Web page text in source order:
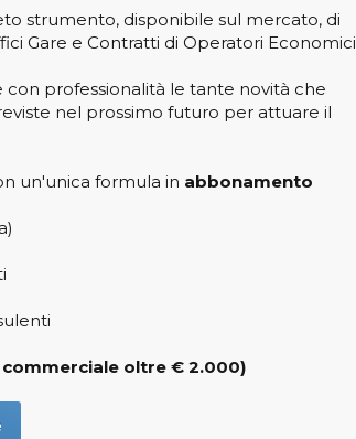
strumento, disponibile sul mercato, di
Gare e Contratti di Operatori Economici
professionalità le tante novità che
nel prossimo futuro per attuare il
un'unica formula in abbonamento
commerciale oltre € 2.000)